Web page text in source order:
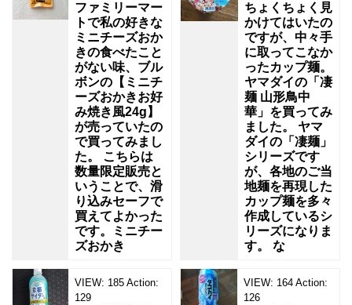
ファミリーマー
トで私の好きな
ミニチーズおか
きの食べたこと
がない味、ブル
ボンの【ミニチ
ーズおかきお好
み焼き風24g】
が売っていたの
で買ってみまし
た。 こちらは
数量限定販売と
いうことで、滑
り込みセーフで
買えてよかった
です。ミニチー
ズおかき
ちょくちょく見
かけてはいたの
ですが、中々手
に取ってこなか
ったカップ麺。
ヤマダイの「凄
麺 山形鳥中
華」を買ってみ
ました。 ヤマ
ダイの「凄麺」
シリーズです
が、各地のご当
地麺を再現した
カップ麺を多々
作成しているシ
リーズになりま
す。 な
VIEW: 185 Action:
129
VIEW: 164 Action:
126